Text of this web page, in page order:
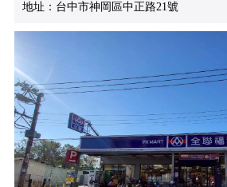
地址：台中市神岡區中正路21號